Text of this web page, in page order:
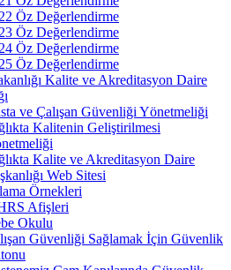
Öz Değerlendirme
Öz Değerlendirme
Öz Değerlendirme
Öz Değerlendirme
Kalite ve Akreditasyon Daire
ve Çalışan Güvenliği Yönetmeliği
Kalitenin Geliştirilmesi
Kalite ve Akreditasyon Daire
Web Sitesi
Örnekleri
Afişleri
Okulu
Güvenliği Sağlamak İçin Güvenlik